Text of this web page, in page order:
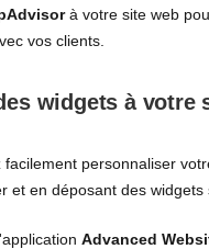
à votre site web
vos clients.
widgets à votre
facilement personnaliser
et en déposant des widgets
Advanced